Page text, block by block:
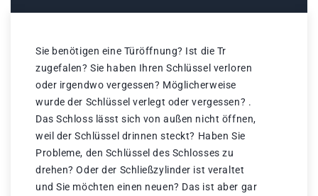
Sie benötigen eine Türöffnung? Ist die Tr
zugefalen? Sie haben Ihren Schlüssel verloren
oder irgendwo vergessen? Möglicherweise
wurde der Schlüssel verlegt oder vergessen? .
Das Schloss lässt sich von außen nicht öffnen,
weil der Schlüssel drinnen steckt? Haben Sie
Probleme, den Schlüssel des Schlosses zu
drehen? Oder der Schließzylinder ist veraltet
und Sie möchten einen neuen? Das ist aber gar